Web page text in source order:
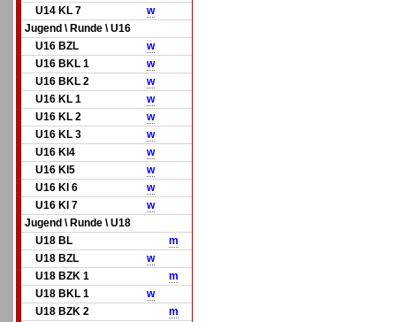
U14 KL 7
w
Jugend \ Runde \ U16
U16 BZL
w
U16 BKL 1
w
U16 BKL 2
w
U16 KL 1
w
U16 KL 2
w
U16 KL 3
w
U16 Kl4
w
U16 Kl5
w
U16 Kl 6
w
U16 Kl 7
w
Jugend \ Runde \ U18
U18 BL
m
U18 BZL
w
U18 BZK 1
m
U18 BKL 1
w
U18 BZK 2
m